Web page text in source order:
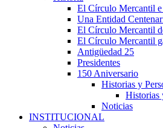
El Círculo Mercantil
Una Entidad
El Círculo Mercantil
El Círculo Mercantil
Antigüedad 25
Presidentes
150 Aniversario
Historias y
Historias
Noticias
INSTITUCIONAL